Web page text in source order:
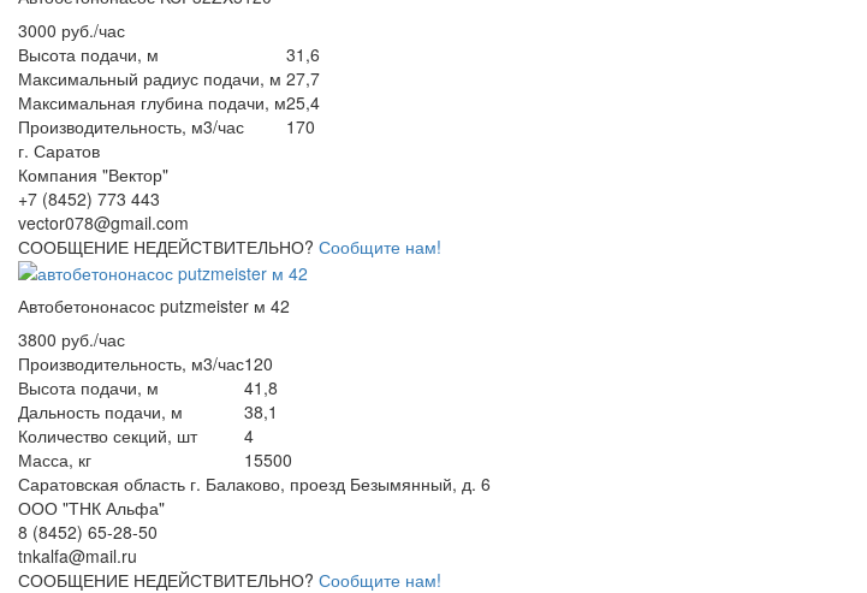
3000 руб./час
Высота подачи, м
31,6
Максимальный радиус подачи, м 27,7
Максимальная глубина подачи, м25,4
Производительность, м3/час
170
г. Саратов
Компания "Вектор"
+7 (8452) 773 443
vector078@gmail.com
СООБЩЕНИЕ НЕДЕЙСТВИТЕЛЬНО? Сообщите нам!
Автобетононасос putzmeister м 42
3800 руб./час
Производительность, м3/час120
Высота подачи, м
41,8
Дальность подачи, м
38,1
Количество секций, шт
4
Масса, кг
15500
Саратовская область г. Балаково, проезд Безымянный, д. 6
ООО "ТНК Альфа"
8 (8452) 65-28-50
tnkalfa@mail.ru
СООБЩЕНИЕ НЕДЕЙСТВИТЕЛЬНО? Сообщите нам!